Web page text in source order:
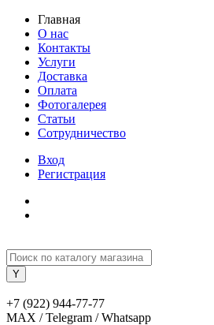
Главная
О нас
Контакты
Услуги
Доставка
Оплата
Фотогалерея
Статьи
Сотрудничество
Вход
Регистрация
+7 (922) 944-77-77
MAX / Telegram / Whatsapp